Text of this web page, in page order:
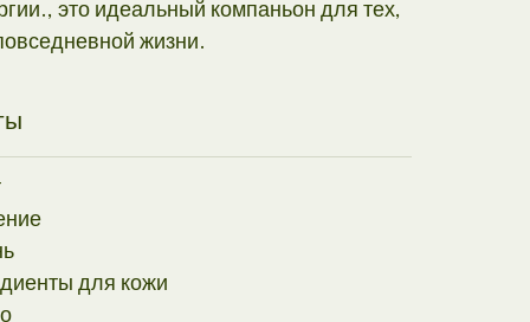
это идеальный компаньон для тех,
жизни.
для кожи